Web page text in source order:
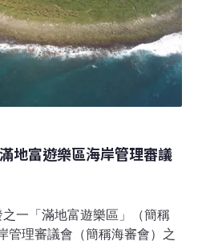
原住民，人人都能成為原住民
，這次系列活動策劃「mita
館看見原住民族」、「ke’na
語命名的動植礦物」兩檔微型
地富遊樂區海岸管理審議
一「滿地富遊樂區」（簡稱
管理審議會（簡稱海審會）之